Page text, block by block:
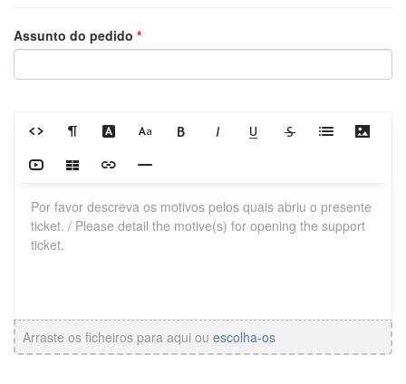
Assunto do pedido *
Arraste os ficheiros para aqui ou escolha-os